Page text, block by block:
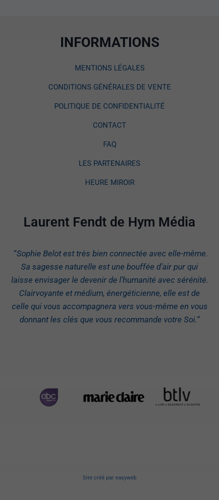
INFORMATIONS
MENTIONS LÉGALES
CONDITIONS GÉNÉRALES DE VENTE
POLITIQUE DE CONFIDENTIALITÉ
CONTACT
FAQ
LES PARTENAIRES
HEURE MIROIR
Laurent Fendt de Hym Média
“Sophie Belot est très bien connectée avec elle-même.
Sa sagesse naturelle est une bouffée d’air pur qui
laisse envisager le devenir de l’humanité avec sérénité.
Clairvoyante et médium, énergéticienne, elle est de
celle qui vous accompagnera vers vous-même en vous
donnant les clés que vous recommande votre Soi.“
Site créé par easyweb